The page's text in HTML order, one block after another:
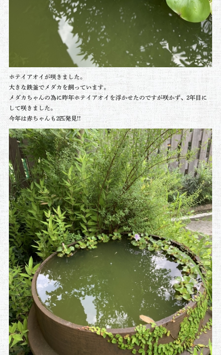
ホテイアオイが咲きました。
大きな鉄釜でメダカを飼っています。
メダカちゃんの為に昨年ホテイアオイを浮かせたのですが咲かず、2年目に
して咲きました。
今年は赤ちゃんも2匹発見!!